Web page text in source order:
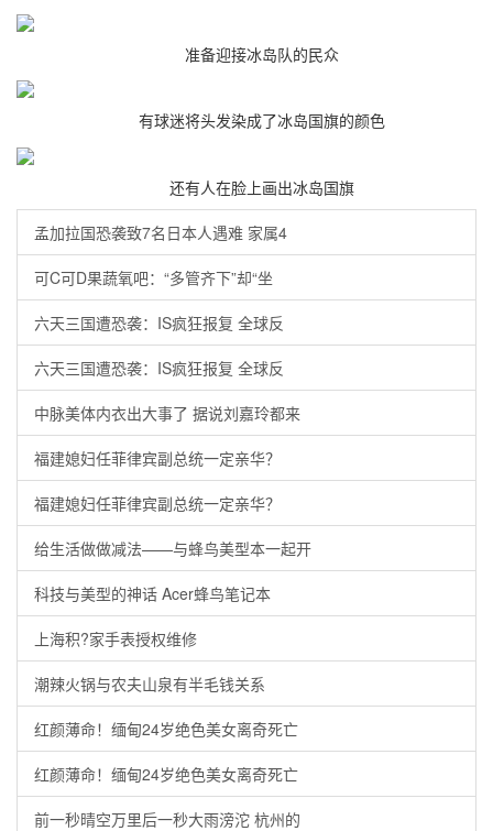
准备迎接冰岛队的民众
有球迷将头发染成了冰岛国旗的颜色
还有人在脸上画出冰岛国旗
孟加拉国恐袭致7名日本人遇难 家属4
可C可D果蔬氧吧：“多管齐下”却“坐
六天三国遭恐袭：IS疯狂报复 全球反
六天三国遭恐袭：IS疯狂报复 全球反
中脉美体内衣出大事了 据说刘嘉玲都来
福建媳妇任菲律宾副总统一定亲华？
福建媳妇任菲律宾副总统一定亲华？
给生活做做减法——与蜂鸟美型本一起开
科技与美型的神话 Acer蜂鸟笔记本
上海积?家手表授权维修
潮辣火锅与农夫山泉有半毛钱关系
红颜薄命！缅甸24岁绝色美女离奇死亡
红颜薄命！缅甸24岁绝色美女离奇死亡
前一秒晴空万里后一秒大雨滂沱 杭州的